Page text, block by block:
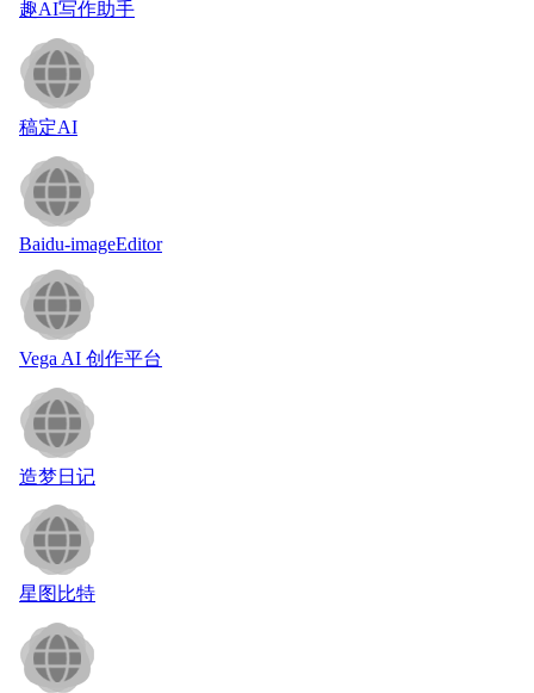
趣AI写作助手
稿定AI
Baidu-imageEditor
Vega AI 创作平台
造梦日记
星图比特